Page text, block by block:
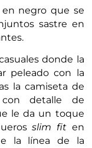
negro que se
sastre en
donde la
peleado con la
la camiseta de
detalle de
le da un toque
slim fiten
la línea de la